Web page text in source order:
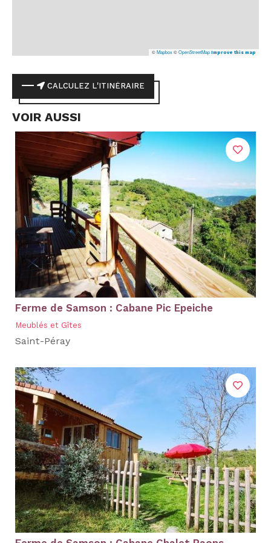
©Mapbox©OpenStreetMap Improve this map
CALCULEZ L'ITINÉRAIRE
VOIR AUSSI
Ferme de Samson : Cabane Pic Epeiche
Meublés et Gîtes
Saint-Péray